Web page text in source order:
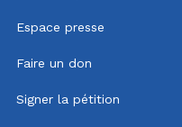
Espace presse
Faire un don
Signer la pétition